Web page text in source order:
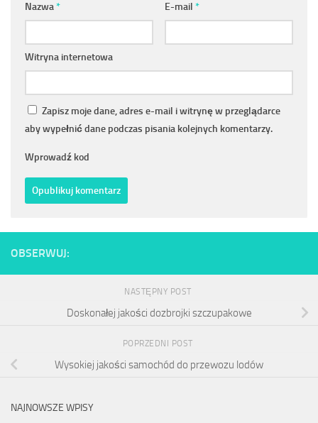
Nazwa* E-mail *
Witryna internetowa
Zapisz moje dane, adres e-mail i witrynę w przeglądarce
aby wypełnić dane podczas pisania kolejnych komentarzy.
Wprowadź kod
OBSERWUJ:
NASTĘPNY POST
Doskonałej jakości dozbrojki szczupakowe
POPRZEDNI POST
Wysokiej jakości samochód do przewozu lodów
NAJNOWSZE WPISY